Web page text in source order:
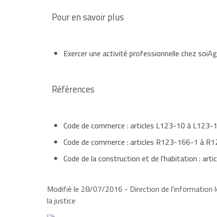
de l'ensemble immobilier.
la domiciliation au domicile personnel n'autorise
marchandises ou de clients, et n'entraîne ni
baux commerciaux.
Pour en savoir plus
Exercer une activité professionnelle chez soi
Références
Code de commerce : articles L123-10 à L123-
Code de commerce : articles R123-166-1 à
Code de la construction et de l'habitation :
Modifié le 28/07/2016 - Direction de l'information
la justice